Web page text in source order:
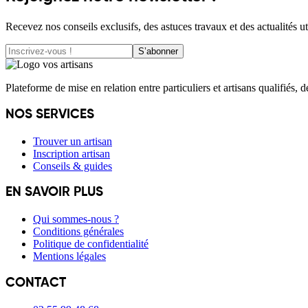
Recevez nos conseils exclusifs, des astuces travaux et des actualités
S’abonner
Plateforme de mise en relation entre particuliers et artisans qualifiés,
NOS SERVICES
Trouver un artisan
Inscription artisan
Conseils & guides
EN SAVOIR PLUS
Qui sommes-nous ?
Conditions générales
Politique de confidentialité
Mentions légales
CONTACT